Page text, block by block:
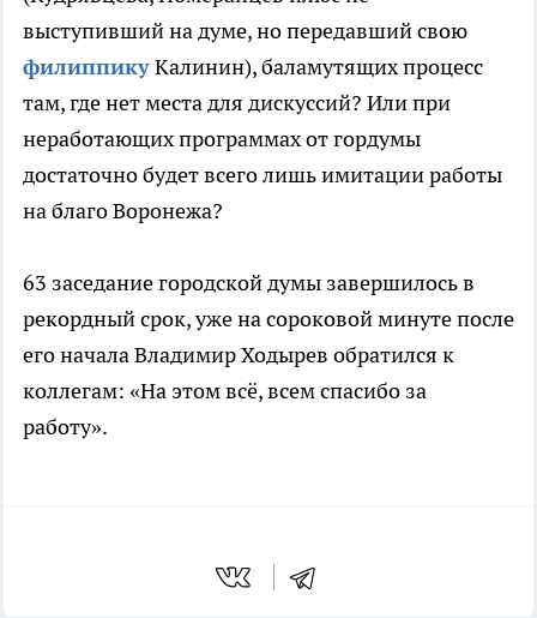
выступивший на думе, но передавший свою
филиппикуКалинин), баламутящих процесс
там, где нет места для дискуссий? Или при
неработающих программах от гордумы
достаточно будет всего лишь имитации работы
на благо Воронежа?
63 заседание городской думы завершилось в
рекордный срок, уже на сороковой минуте после
его начала Владимир Ходырев обратился к
коллегам: «На этом всё, всем спасибо за
работу».